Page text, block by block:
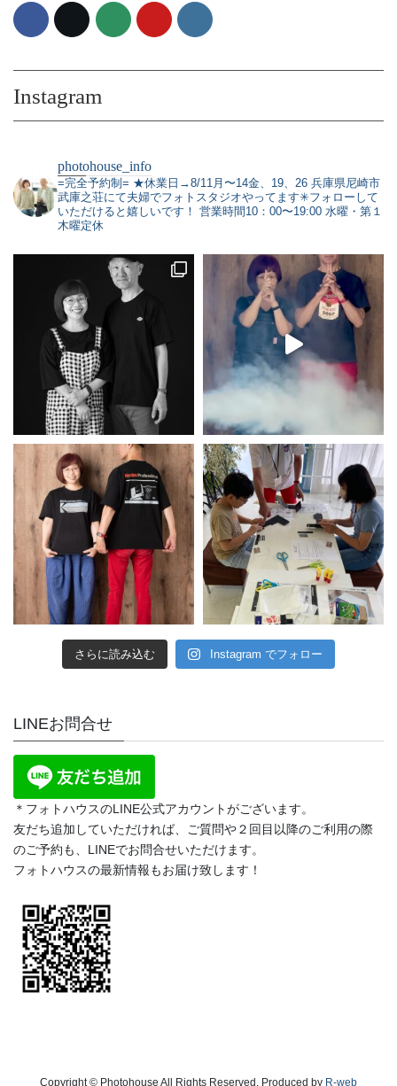
Instagram
photohouse_info
=完全予約制= ★休業日→8/11月〜14金、19、26 兵庫県尼崎市
武庫之荘にて夫婦でフォトスタジオやってます✳︎フォローして
いただけると嬉しいです！ 営業時間10：00〜19:00 水曜・第１
木曜定休
さらに読み込む Instagram でフォロー
LINEお問合せ
＊フォトハウスのLINE公式アカウントがございます。
友だち追加していただければ、ご質問や２回目以降のご利用の際
のご予約も、LINEでお問合せいただけます。
フォトハウスの最新情報もお届け致します！
Copyright © Photohouse All Rights Reserved. Produced by R-web